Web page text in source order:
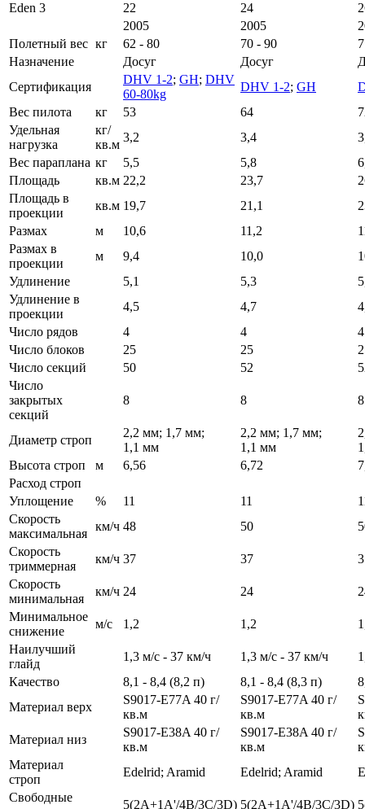
Eden 3 22 24
2005
2005
Полетный вес кг 62 - 80 70 - 90
Назначение
Досуг Досуг
Сертификация
DHV 1-2; GH; DHV
60-80kg
DHV 1-2; GH
Вес пилота
кг 53 64
Удельная
нагрузка
кг/
кв.м
3,2 3,4
Вес параплана кг 5,5 5,8
Площадь
кв.м 22,2 23,7
Площадь в
проекции
кв.м 19,7 21,1
Размах
м 10,6 11,2
Размах в
проекции
м 9,4 10,0
Удлинение
5,1 5,3
Удлинение в
проекции
4,5 4,7
Число рядов
4 4
4
Число блоков
25 25
Число секций
50 52
Число
закрытых
секций
8 8 8
Диаметр строп
2,2 мм; 1,7 мм;
1,1 мм
2,2 мм; 1,7 мм;
1,1 мм
Высота строп
м 6,56 6,72
Расход строп
Уплощение
% 11 11
Скорость
максимальная
км/ч 48 50
Скорость
триммерная
км/ч 37 37
Скорость
минимальная
км/ч 24 24
Минимальное
снижение
м/с 1,2 1,2
Наилучший
глайд
1,3 м/с - 37 км/ч 1,3 м/с - 37 км/ч
Качество
8,1 - 8,4 (8,2 п) 8,1 - 8,4 (8,3 п)
Материал верх
S9017-E77A 40 г/
кв.м
S9017-E77A 40 г/
кв.м
Материал низ
S9017-E38A 40 г/
кв.м
S9017-E38A 40 г/
кв.м
Материал
строп
Edelrid; Aramid Edelrid; Aramid
Свободные
5(2A+1A'/4B/3C/3D) 5(2A+1A'/4B/3C/3D)